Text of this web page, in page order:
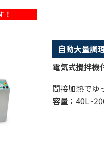
自動大量調
電気式攪拌機
間接加熱でゆ
容量：